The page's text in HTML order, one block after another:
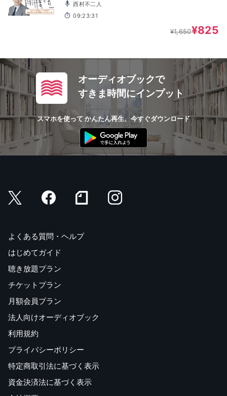
西村不二人
09:23:31
¥1,650¥825
オーディオブックで
すきま時間にインプット
スマホを使って かんたん再生、今すぐダウンロード
よくある質問・ヘルプ
はじめてガイド
聴き放題プラン
チケットプラン
月額会員プラン
法人向けオーディオブック
利用規約
プライバシーポリシー
特定商取引法に基づく表示
資金決済法に基づく表示